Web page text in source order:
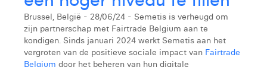
Justine Cremer
Laura Rooseleer
Laura Verhelst
Brussel, België - 28/06/24 - Semetis is verheugd om
zijn partnerschap met Fairtrade Belgium aan te
kondigen. Sinds januari 2024 werkt Semetis aan het
vergroten van de positieve sociale impact van Fairtrade
Belgium door het beheren van hun digitale